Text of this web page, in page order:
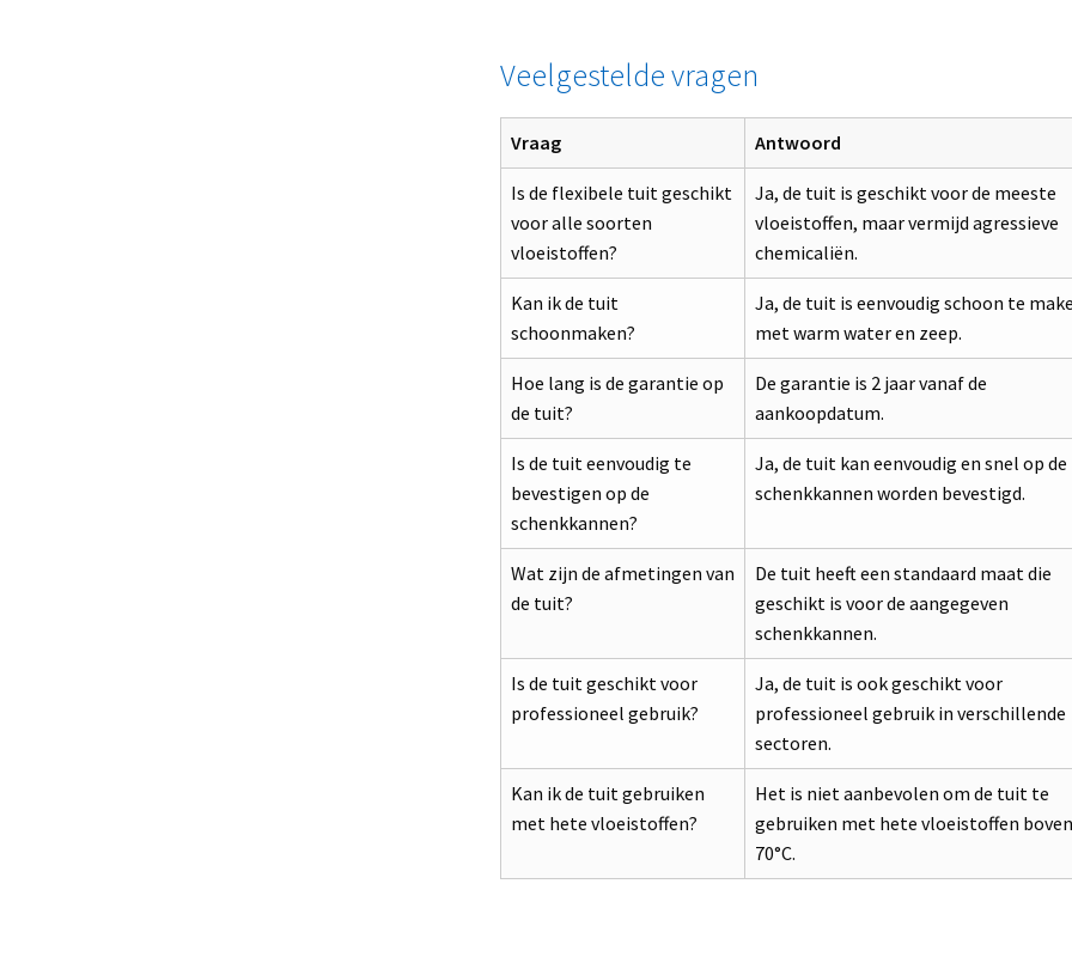
Veelgestelde vragen
Vraag Antwoord
Is de flexibele tuit geschikt
voor alle soorten
vloeistoffen?
Ja, de tuit is geschikt voor de meeste
vloeistoffen, maar vermijd agressieve
chemicaliën.
Kan ik de tuit
schoonmaken?
Ja, de tuit is eenvoudig schoon te
met warm water en zeep.
Hoe lang is de garantie op
de tuit?
De garantie is 2 jaar vanaf de
aankoopdatum.
Is de tuit eenvoudig te
bevestigen op de
schenkkannen?
Ja, de tuit kan eenvoudig en snel op de
schenkkannen worden bevestigd.
Wat zijn de afmetingen van
de tuit?
De tuit heeft een standaard maat die
geschikt is voor de aangegeven
schenkkannen.
Is de tuit geschikt voor
professioneel gebruik?
Ja, de tuit is ook geschikt voor
professioneel gebruik in verschillende
sectoren.
Kan ik de tuit gebruiken
met hete vloeistoffen?
Het is niet aanbevolen om de tuit te
gebruiken met hete vloeistoffen boven
70°C.